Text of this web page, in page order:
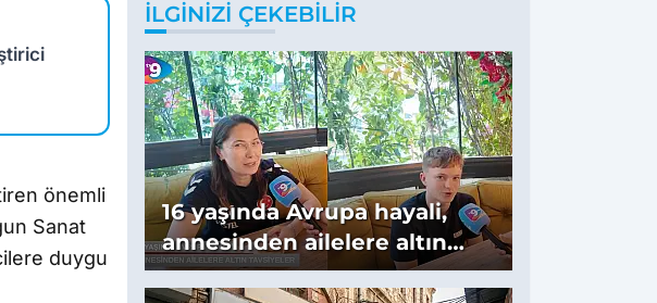
önemli
Sanat
duygu
binlerce yıllık
İLGINIZI ÇEKEBILIR
16 yaşında Avrupa hayali,
annesinden ailelere altın
tavsiyeler